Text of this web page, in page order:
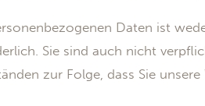
Daten ist
Sie sind auch nicht
zur Folge, dass Sie